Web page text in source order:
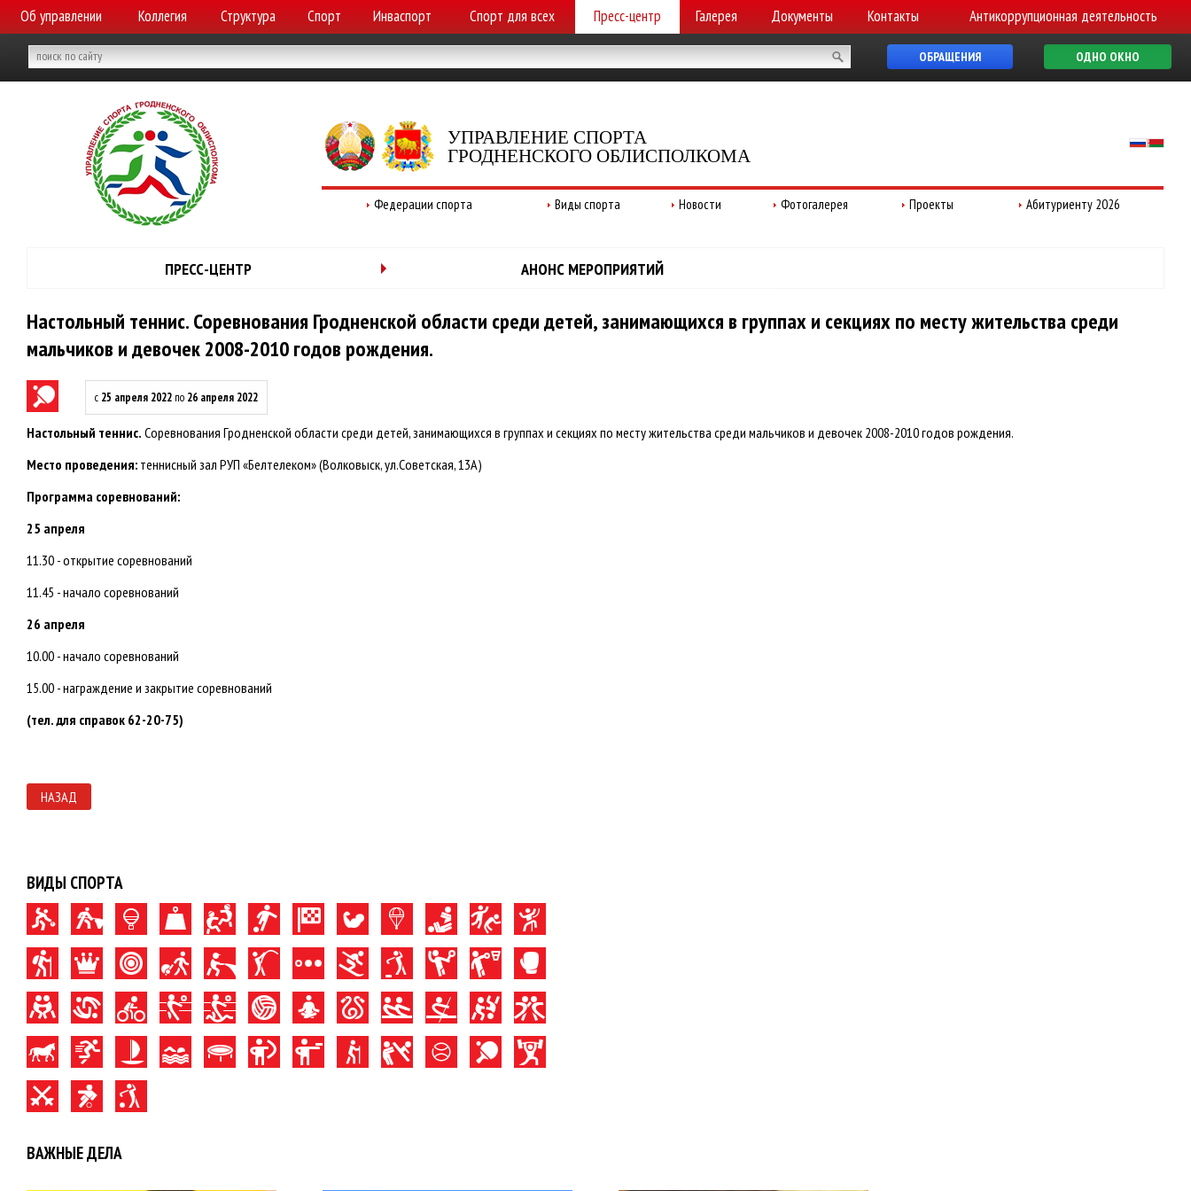
Об управлении Коллегия Структура Спорт Инваспорт Спорт для всех Пресс-центр Галерея Документы Контакты Антикоррупционная деятельность
ОБРАЩЕНИЯ ОДНО ОКНО
УПРАВЛЕНИЕ СПОРТА
ГРОДНЕНСКОГО ОБЛИСПОЛКОМА
Федерации спорта Виды спорта Новости Фотогалерея Проекты Абитуриенту 2026
ПРЕСС-ЦЕНТР АНОНС МЕРОПРИЯТИЙ
Настольный теннис. Соревнования Гродненской области среди детей, занимающихся в группах и секциях по месту жительства среди
мальчиков и девочек 2008-2010 годов рождения.
с 25 апреля 2022 по 26 апреля 2022
Настольный теннис. Соревнования Гродненской области среди детей, занимающихся в группах и секциях по месту жительства среди мальчиков и девочек 2008-2010 годов рождения.
Место проведения: теннисный зал РУП «Белтелеком» (Волковыск, ул.Советская, 13А)
Программа соревнований:
25 апреля
11.30 - открытие соревнований
11.45 - начало соревнований
26 апреля
10.00 - начало соревнований
15.00 - награждение и закрытие соревнований
(тел. для справок 62-20-75)
НАЗАД
ВИДЫ СПОРТА
ВАЖНЫЕ ДЕЛА